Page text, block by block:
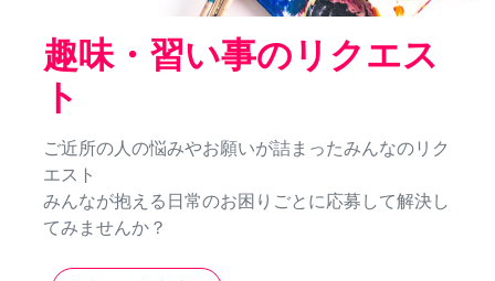
趣味・習い事のリクエス
ト
ご近所の人の悩みやお願いが詰まったみんなのリク
エスト
みんなが抱える日常のお困りごとに応募して解決し
てみませんか？